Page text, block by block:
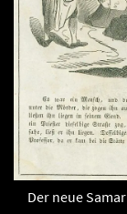
Der neue